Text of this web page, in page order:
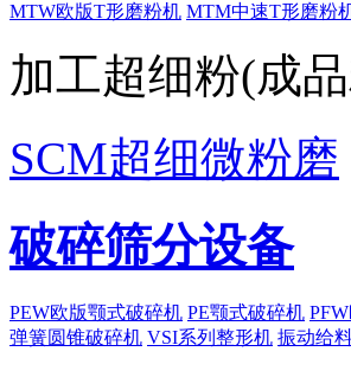
MTW欧版T形磨粉机 MTM中速T形磨粉
加工超细粉(成
SCM超细微粉磨
破碎筛分设备
PEW欧版颚式破碎机 PE颚式破碎机
弹簧圆锥破碎机 VSI系列整形机 振动给